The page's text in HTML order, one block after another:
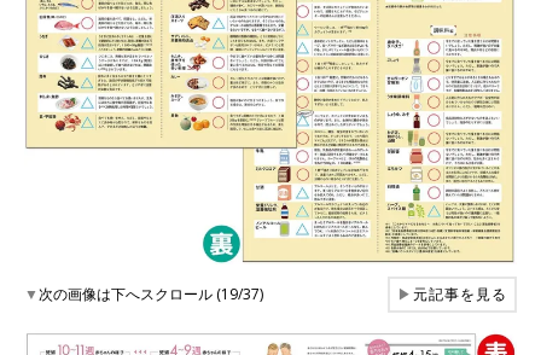
▼次の画像は下へスクロール (19/37) ▶元記事を見る